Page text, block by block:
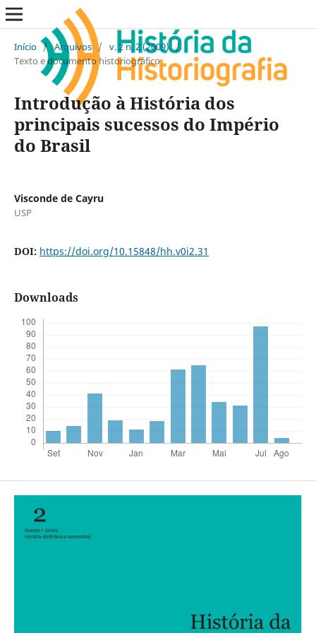
Início / Arquivos / v. 2 n. 2 (2009) /
Texto e documento historiográfico
Introdução à História dos
principais sucessos do Império
do Brasil
Visconde de Cayru
USP
DOI: https://doi.org/10.15848/hh.v0i2.31
Downloads